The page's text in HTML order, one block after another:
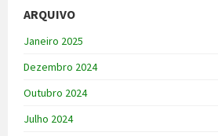
ARQUIVO
Janeiro 2025
Dezembro 2024
Outubro 2024
Julho 2024